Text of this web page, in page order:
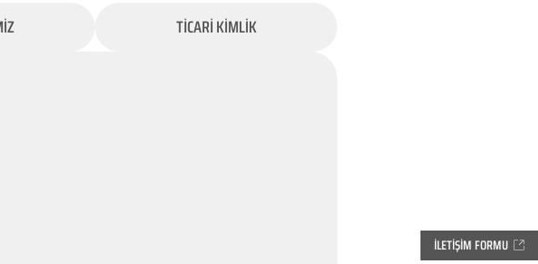
İLETİŞİM FORMU
TİCARİ KİMLİK